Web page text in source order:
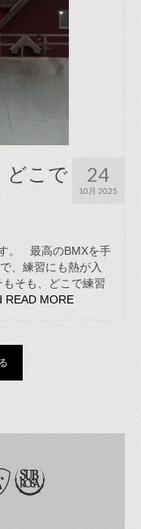
24
10月 2025
どこで
。 最高のBMXを手
、練習にも熱が入
そも、どこで練習
READ MORE